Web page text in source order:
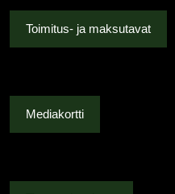
Toimitus- ja maksutavat
Mediakortti